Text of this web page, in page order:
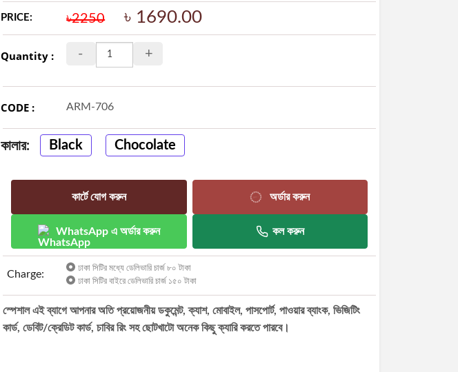
PRICE: ৳2250 ৳ 1690.00
Quantity : - +
CODE : ARM-706
কালার: Black Chocolate
কার্টে যোগ করুন অর্ডার করুন
WhatsApp এ অর্ডার করুন কল করুন
Charge:
ঢাকা সিটির মধ্যে ডেলিভারি চার্জ ৮০ টাকা
ঢাকা সিটির বাইরে ডেলিভারি চার্জ ১৫০ টাকা
স্পেশাল এই ব্যাগে আপনার অতি প্রয়োজনীয় ডকুমেন্ট, ক্যাশ, মোবাইল, পাসপোর্ট, পাওয়ার ব্যাংক, ভিজিটিং
কার্ড, ডেবিট/ক্রেডিট কার্ড, চাবির রিং সহ ছোটখাটো অনেক কিছু ক্যারি করতে পারবে।